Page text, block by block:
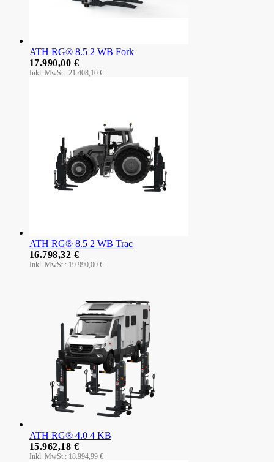
ATH RG® 8.5 2 WB Fork
21.408,10 €
17.990,00 €
ATH RG® 8.5 2 WB Trac
19.990,00 €
16.798,32 €
ATH RG® 4.0 4 KB
18.994,99 €
15.962,18 €